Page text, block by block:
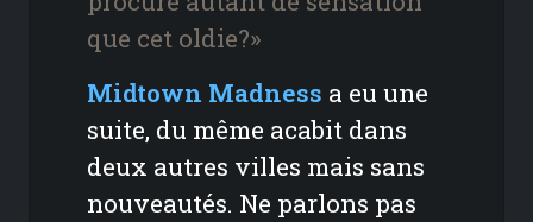
que cet oldie?»
Midtown Madness a eu une
suite, du même acabit dans
deux autres villes mais sans
nouveautés. Ne parlons pas